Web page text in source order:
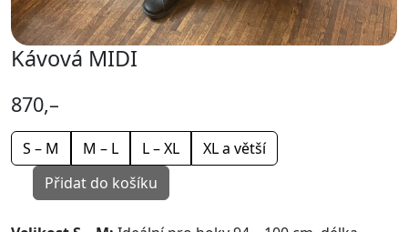
Kávová MIDI
870,–
S – M M – L L – XL
XL a větší
Přidat do košíku